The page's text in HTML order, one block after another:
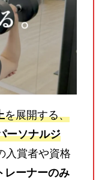
を展開する、
ーソナルジ
入賞者や資格
レーナーのみ